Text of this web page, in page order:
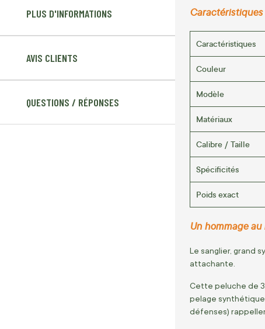
PLUS D'INFORMATIONS
AVIS CLIENTS
QUESTIONS / RÉPONSES
Caractéristiques
Caractéristiques
Couleur
Modèle
Matériaux
Calibre / Taille
Spécificités
Poids exact
Un hommage
Le sanglier, grand
attachante.
Cette peluche de
pelage
défenses)